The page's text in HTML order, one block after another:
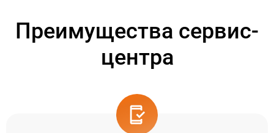
Преимущества сервис-
центра